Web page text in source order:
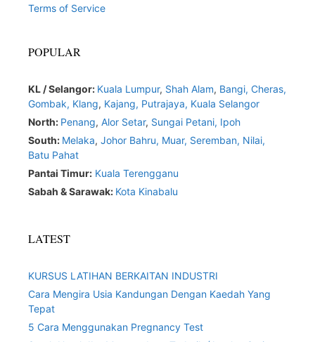
Terms of Service
POPULAR
KL / Selangor: Kuala Lumpur, Shah Alam, Bangi, Cheras,
Gombak, Klang, Kajang, Putrajaya, Kuala Selangor
North: Penang, Alor Setar, Sungai Petani, Ipoh
South: Melaka, Johor Bahru, Muar, Seremban, Nilai,
Batu Pahat
Pantai Timur: Kuala Terengganu
Sabah & Sarawak: Kota Kinabalu
LATEST
KURSUS LATIHAN BERKAITAN INDUSTRI
Cara Mengira Usia Kandungan Dengan Kaedah Yang
Tepat
5 Cara Menggunakan Pregnancy Test